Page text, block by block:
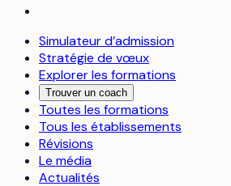
Simulateur d’admission
Stratégie de vœux
Explorer les formations
Trouver un coach
Toutes les formations
Tous les établissements
Révisions
Le média
Actualités